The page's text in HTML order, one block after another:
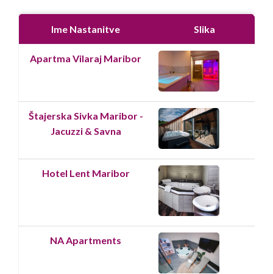
Ime Nastanitve Slika
Apartma Vilaraj Maribor
Štajerska Sivka Maribor -
Jacuzzi & Savna
Hotel Lent Maribor
NA Apartments